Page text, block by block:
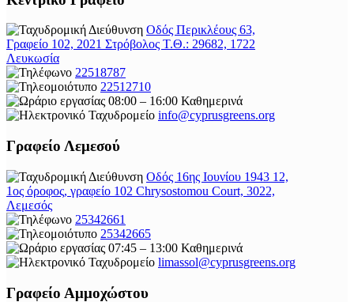
Οδός Περικλέους 63,
Γραφείο 102, 2021 Στρόβολος Τ.Θ.: 29682, 1722
Λευκωσία
22518787
22512710
08:00 – 16:00 Καθημερινά
info@cyprusgreens.org
Γραφείο Λεμεσού
Οδός 16ης Ιουνίου 1943 12,
1ος όροφος, γραφείο 102 Chrysostomou Court, 3022,
Λεμεσός
25342661
25342665
07:45 – 13:00 Καθημερινά
limassol@cyprusgreens.org
Γραφείο Αμμοχώστου